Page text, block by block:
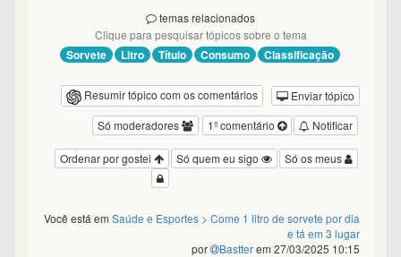
temas relacionados
Clique para pesquisar tópicos sobre o tema
Sorvete Litro Título Consumo Classificação
Resumir tópico com os comentários
Enviar tópico
Notificar
1º comentário
Só moderadores
Só os meus
Só quem eu sigo
Ordenar por gostei
Você está em Saúde e Esportes > Come 1 litro de sorvete por dia
e tá em 3 lugar
por
Bastterem 27/03/2025 10:15